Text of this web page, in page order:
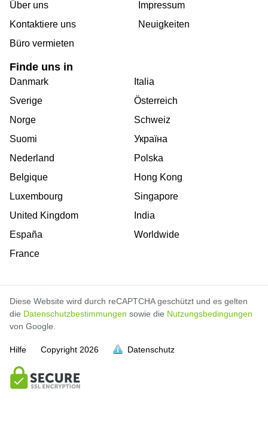
Über uns
Kontaktiere uns
Büro vermieten
Impressum
Neuigkeiten
Finde uns in
Danmark
Sverige
Norge
Suomi
Nederland
Belgique
Luxembourg
United Kingdom
España
France
Italia
Österreich
Schweiz
Україна
Polska
Hong Kong
Singapore
India
Worldwide
Diese Website wird durch reCAPTCHA geschützt und es gelten
die Datenschutzbestimmungen sowie die Nutzungsbedingungen
von Google.
Hilfe Copyright 2026 Datenschutz